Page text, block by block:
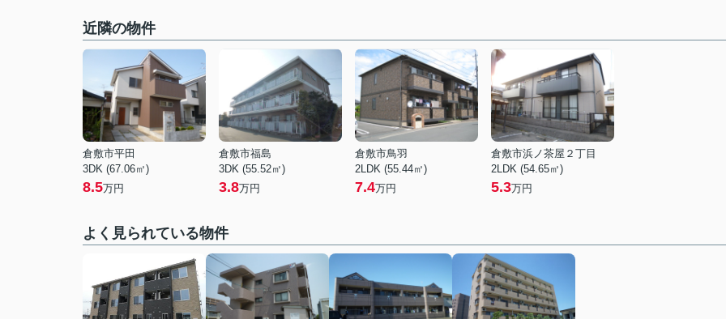
近隣の物件
倉敷市平田
3DK (67.06㎡)
8.5万円
倉敷市福島
3DK (55.52㎡)
3.8万円
倉敷市鳥羽
2LDK (55.44㎡)
7.4万円
倉敷市浜ノ茶屋２丁目
2LDK (54.65㎡)
5.3万円
よく見られている物件